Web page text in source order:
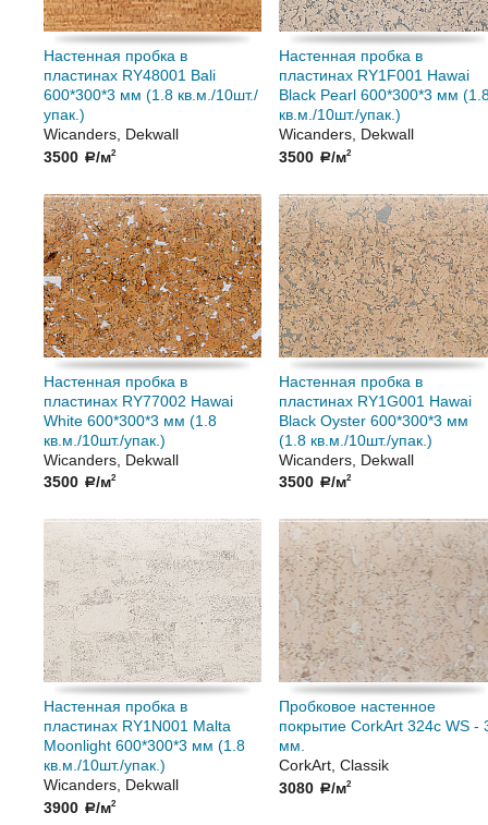
Настенная пробка в
пластинах RY48001 Bali
600*300*3 мм (1.8 кв.м./10шт./
упак.)
Wicanders, Dekwall
3500 a/м2
Настенная пробка в
пластинах RY1F001 Hawai
Black Pearl 600*300*3 мм
кв.м./10шт./упак.)
Wicanders, Dekwall
3500 a/м2
Настенная пробка в
пластинах RY77002 Hawai
White 600*300*3 мм (1.8
кв.м./10шт./упак.)
Wicanders, Dekwall
3500 a/м2
Настенная пробка в
пластинах RY1G001 Hawai
Black Oyster 600*300*3 мм
(1.8 кв.м./10шт./упак.)
Wicanders, Dekwall
3500 a/м2
Настенная пробка в
пластинах RY1N001 Malta
Moonlight 600*300*3 мм (1.8
кв.м./10шт./упак.)
Wicanders, Dekwall
3900 a/м2
Пробковое настенное
покрытие CorkArt 324c WS -
мм.
CorkArt, Classik
3080 a/м2